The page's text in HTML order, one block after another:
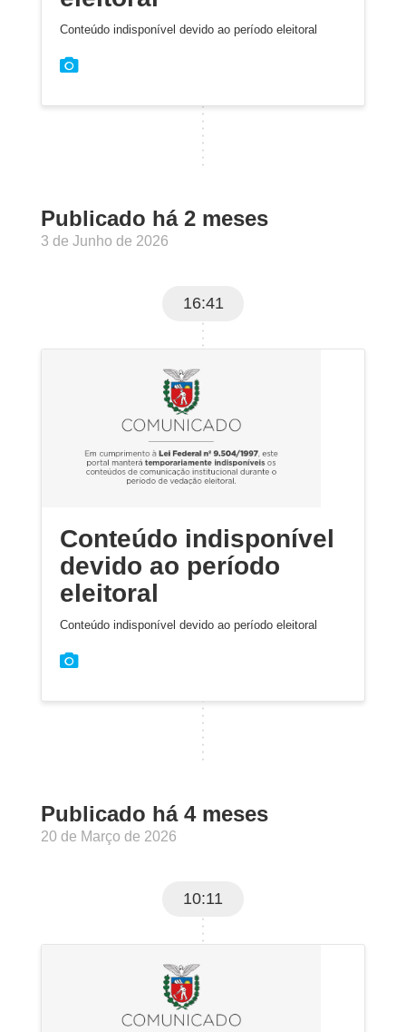
Conteúdo indisponível devido ao período eleitoral
Publicado há 2 meses
3 de Junho de 2026
16:41
Conteúdo indisponível
devido ao período
eleitoral
Conteúdo indisponível devido ao período eleitoral
Publicado há 4 meses
20 de Março de 2026
10:11